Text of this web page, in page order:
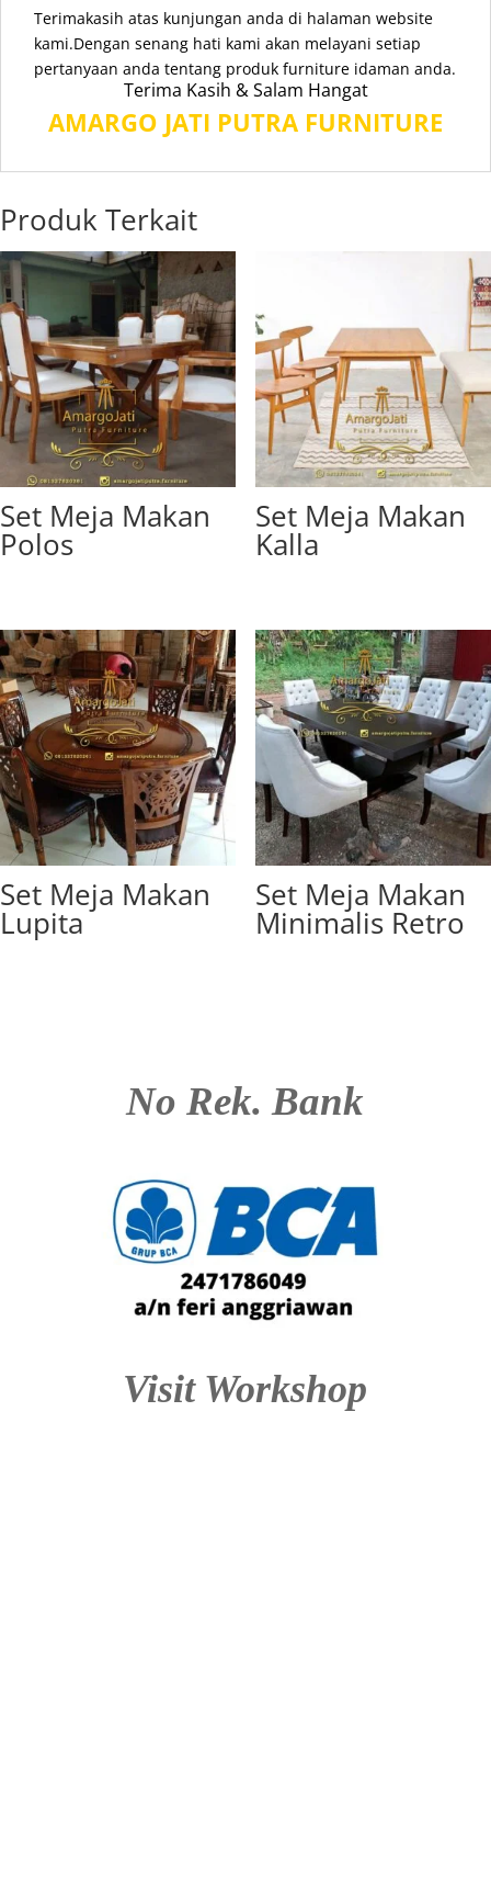
Terimakasih atas kunjungan anda di halaman website
kami.Dengan senang hati kami akan melayani setiap
pertanyaan anda tentang produk furniture idaman anda.
Terima Kasih & Salam Hangat
AMARGO JATI PUTRA FURNITURE
Produk Terkait
Set Meja Makan
Polos
Set Meja Makan
Kalla
Set Meja Makan
Lupita
Set Meja Makan
Minimalis Retro
No Rek. Bank
Visit Workshop